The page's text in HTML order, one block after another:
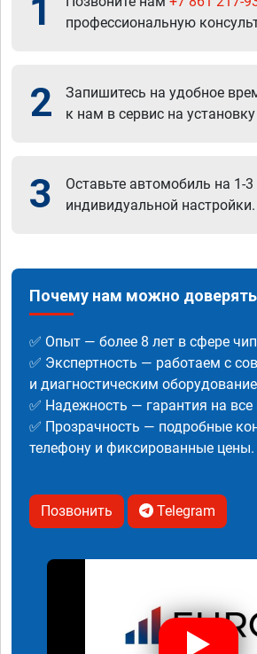
1
профессиональную
2
Запишитесь на удобное
к нам в сервис на
3
Оставьте автомобиль на 1-
индивидуальной настройки.
Почему нам можно
✅ Опыт — более 8 лет в сфере
✅ Экспертность — работаем с
и диагностическим
✅ Надежность — гарантия на
✅ Прозрачность — подробные
телефону и фиксированные цены.
Позвонить Telegram